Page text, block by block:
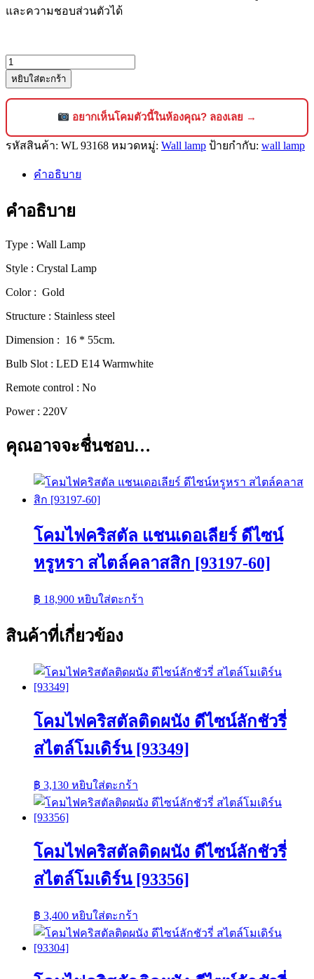
และความชอบส่วนตัวได้
จำนวน
โคม
ไฟ
ติด
ผนัง
ลัก
ชัว
รี่
โม
เดิร์น
ชิ้น
หยิบใส่ตะกร้า
อยากเห็นโคมตัวนี้ในห้องคุณ? ลองเลย →
รหัสสินค้า: WL 93168 หมวดหมู่: Wall lamp ป้ายกำกับ: wall lamp
คำอธิบาย
คำอธิบาย
Type : Wall Lamp
Style : Crystal Lamp
Color : Gold
Structure : Stainless steel
Dimension : 16 * 55cm.
Bulb Slot : LED E14 Warmwhite
Remote control : No
Power : 220V
คุณอาจจะชื่นชอบ…
โคมไฟคริสตัล แชนเดอเลียร์ ดีไซน์
หรูหรา สไตล์คลาสสิก [93197-60]
฿ 18,900 หยิบใส่ตะกร้า
สินค้าที่เกี่ยวข้อง
โคมไฟคริสตัลติดผนัง ดีไซน์ลักชัวรี่
สไตล์โมเดิร์น [93349]
฿ 3,130 หยิบใส่ตะกร้า
โคมไฟคริสตัลติดผนัง ดีไซน์ลักชัวรี่
สไตล์โมเดิร์น [93356]
฿ 3,400 หยิบใส่ตะกร้า